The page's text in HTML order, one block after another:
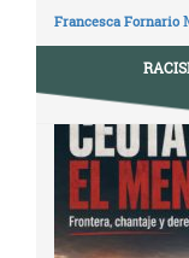
Francesca Fornario